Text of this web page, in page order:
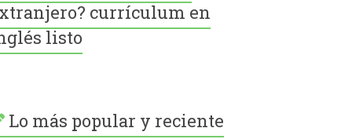
currículum en
listo
Lo más popular y reciente